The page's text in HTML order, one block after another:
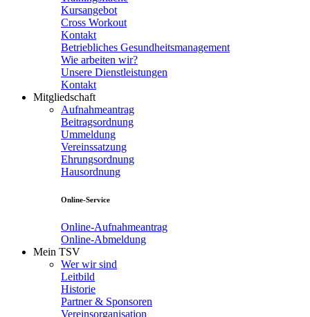
Kursangebot
Cross Workout
Kontakt
Betriebliches Gesundheitsmanagement
Wie arbeiten wir?
Unsere Dienstleistungen
Kontakt
Mitgliedschaft
Aufnahmeantrag
Beitragsordnung
Ummeldung
Vereinssatzung
Ehrungsordnung
Hausordnung
Online-Service
Online-Aufnahmeantrag
Online-Abmeldung
Mein TSV
Wer wir sind
Leitbild
Historie
Partner & Sponsoren
Vereinsorganisation